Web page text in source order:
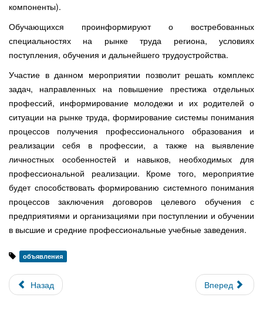
компоненты).
Обучающихся проинформируют о востребованных
специальностях на рынке труда региона, условиях
поступления, обучения и дальнейшего трудоустройства.
Участие в данном мероприятии позволит решать комплекс
задач, направленных на повышение престижа отдельных
профессий, информирование молодежи и их родителей о
ситуации на рынке труда, формирование системы понимания
процессов получения профессионального образования и
реализации себя в профессии, а также на выявление
личностных особенностей и навыков, необходимых для
профессиональной реализации. Кроме того, мероприятие
будет способствовать формированию системного понимания
процессов заключения договоров целевого обучения с
предприятиями и организациями при поступлении и обучении
в высшие и средние профессиональные учебные заведения.
объявления
Назад Вперед